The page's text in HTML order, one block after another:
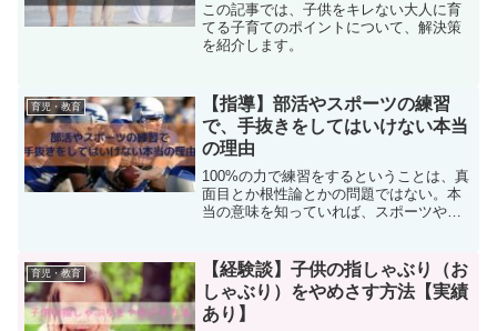
この記事では、子供をキレない大人に育
てる子育てのポイントについて、解決策
を紹介します。
育児・教育
【指導】部活やスポーツの練習
で、手抜きをしてはいけない本当
の理由
100%の力で練習をするということは、真
面目とか根性論とかの問題ではない。本
当の意味を知っていれば、スポーツや部
できれば、あなたも練習を100%の力です
ることを心がけることになるでしょう。
育児・教育
【経験談】子供の指しゃぶり（お
しゃぶり）をやめさす方法【実績
あり】